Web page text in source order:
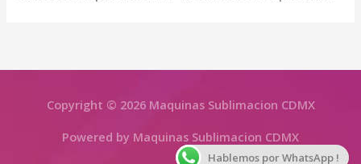
Copyright © 2026 Maquinas Sublimacion CDMX
Powered by Maquinas Sublimacion CDMX
Hablemos por WhatsApp !